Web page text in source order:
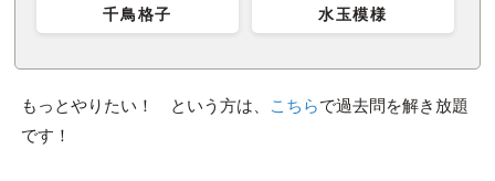
千鳥格子 水玉模様
もっとやりたい！ という方は、 こちらで過去問を解き放題
です！